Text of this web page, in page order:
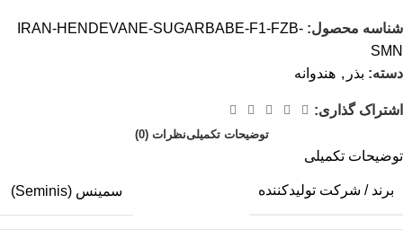
شناسه محصول: IRAN-HENDEVANE-SUGARBABE-F1-FZB-
SMN
دسته: بذر , هندوانه
اشتراک گذاری:
توضیحات تکمیلینظرات (0)
توضیحات تکمیلی
برند / شرکت تولیدکننده سمینس (Seminis)